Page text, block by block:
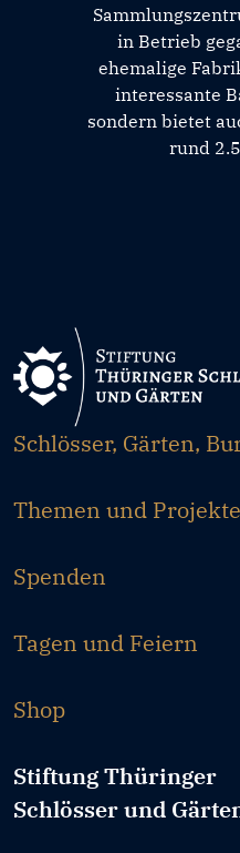
in Betrieb
ehemalige
interessante
sondern bietet
rund
Schlösser, Gärten,
Themen und Projekte
Spenden
Tagen und Feiern
Shop
Stiftung Thüringer
Schlösser und